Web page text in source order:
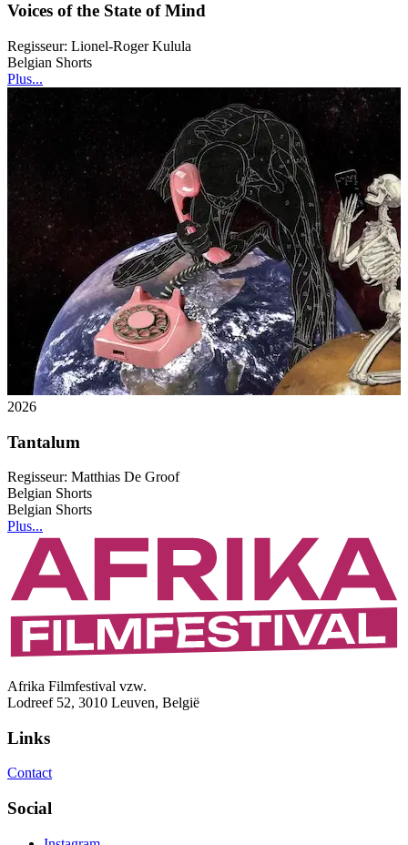
Voices of the State of Mind
Regisseur: Lionel-Roger Kulula
Belgian Shorts
Plus...
2026
Tantalum
Regisseur: Matthias De Groof
Belgian Shorts
Belgian Shorts
Plus...
Afrika Filmfestival vzw.
Lodreef 52, 3010 Leuven, België
Links
Contact
Social